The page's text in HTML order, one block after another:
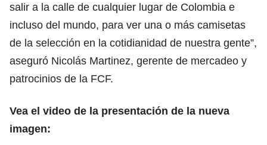
salir a la calle de cualquier lugar de Colombia e
incluso del mundo, para ver una o más camisetas
de la selección en la cotidianidad de nuestra gente”,
aseguró Nicolás Martinez, gerente de mercadeo y
patrocinios de la FCF.
Vea el video de la presentación de la nueva
imagen: